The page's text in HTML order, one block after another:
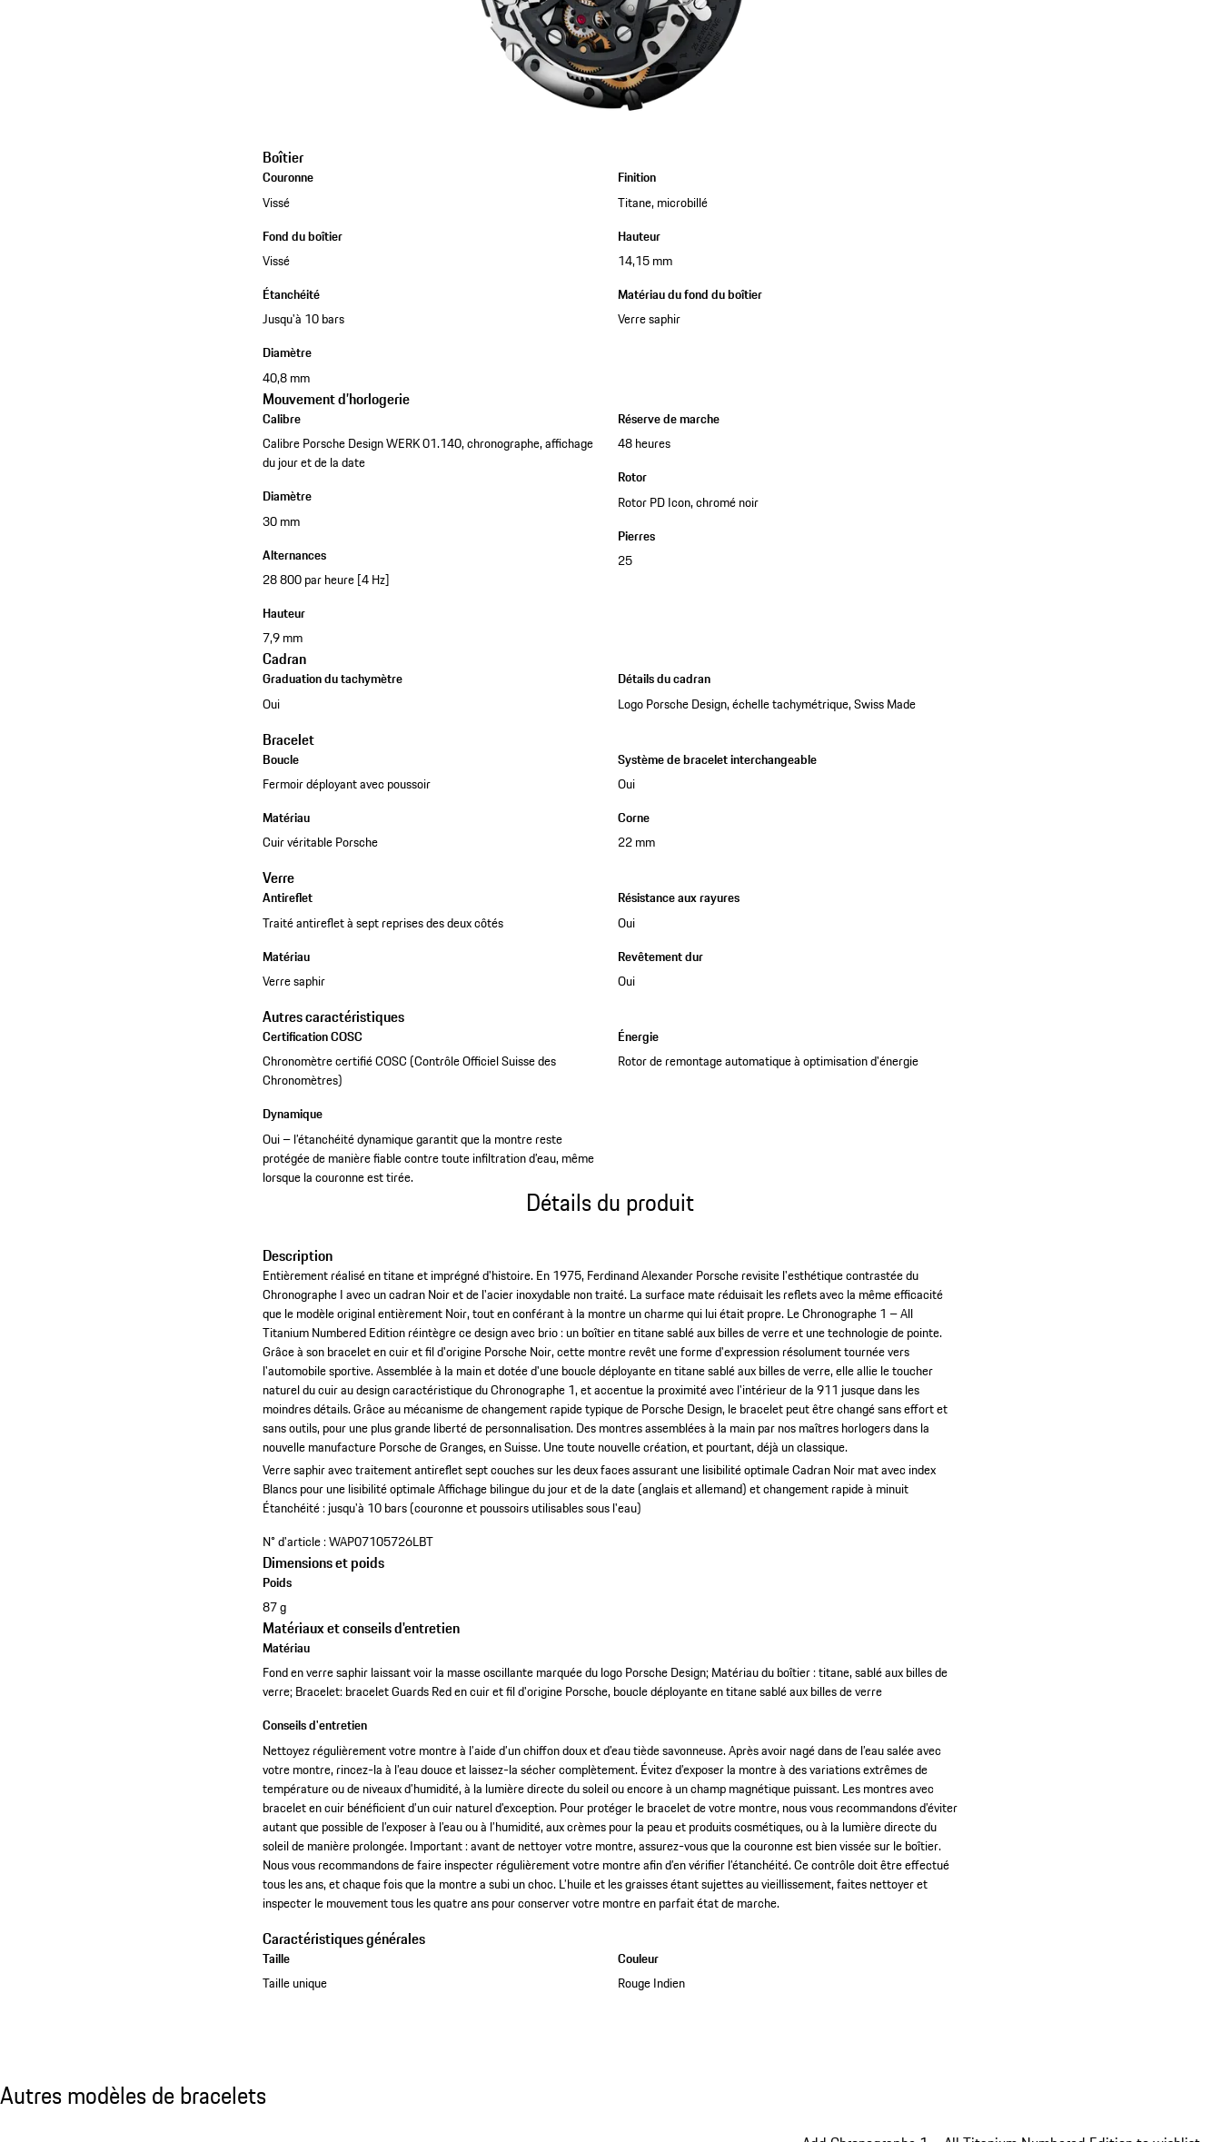
Boîtier
Couronne
Vissé
Fond du boîtier
Vissé
Étanchéité
Jusqu'à 10 bars
Diamètre
40,8 mm
Finition
Titane, microbillé
Hauteur
14,15 mm
Matériau du fond du boîtier
Verre saphir
Mouvement d’horlogerie
Calibre
Calibre Porsche Design WERK 01.140, chronographe, affichage
du jour et de la date
Diamètre
30 mm
Alternances
28 800 par heure [4 Hz]
Hauteur
7,9 mm
Réserve de marche
48 heures
Rotor
Rotor PD Icon, chromé noir
Pierres
25
Cadran
Graduation du tachymètre
Oui
Détails du cadran
Logo Porsche Design, échelle tachymétrique, Swiss Made
Bracelet
Boucle
Fermoir déployant avec poussoir
Matériau
Cuir véritable Porsche
Système de bracelet interchangeable
Oui
Corne
22 mm
Verre
Antireflet
Traité antireflet à sept reprises des deux côtés
Matériau
Verre saphir
Résistance aux rayures
Oui
Revêtement dur
Oui
Autres caractéristiques
Certification COSC
Chronomètre certifié COSC (Contrôle Officiel Suisse des
Chronomètres)
Dynamique
Oui – l’étanchéité dynamique garantit que la montre reste
protégée de manière fiable contre toute infiltration d’eau, même
lorsque la couronne est tirée.
Énergie
Rotor de remontage automatique à optimisation d'énergie
Détails du produit
Description
Entièrement réalisé en titane et imprégné d'histoire. En 1975, Ferdinand Alexander Porsche revisite l'esthétique contrastée du
Chronographe I avec un cadran Noir et de l'acier inoxydable non traité. La surface mate réduisait les reflets avec la même efficacité
que le modèle original entièrement Noir, tout en conférant à la montre un charme qui lui était propre. Le Chronographe 1 – All
Titanium Numbered Edition réintègre ce design avec brio : un boîtier en titane sablé aux billes de verre et une technologie de pointe.
Grâce à son bracelet en cuir et fil d'origine Porsche Noir, cette montre revêt une forme d'expression résolument tournée vers
l'automobile sportive. Assemblée à la main et dotée d'une boucle déployante en titane sablé aux billes de verre, elle allie le toucher
naturel du cuir au design caractéristique du Chronographe 1, et accentue la proximité avec l'intérieur de la 911 jusque dans les
moindres détails. Grâce au mécanisme de changement rapide typique de Porsche Design, le bracelet peut être changé sans effort et
sans outils, pour une plus grande liberté de personnalisation. Des montres assemblées à la main par nos maîtres horlogers dans la
nouvelle manufacture Porsche de Granges, en Suisse. Une toute nouvelle création, et pourtant, déjà un classique.
Verre saphir avec traitement antireflet sept couches sur les deux faces assurant une lisibilité optimaleCadran Noir mat avec index
Blancs pour une lisibilité optimaleAffichage bilingue du jour et de la date (anglais et allemand) et changement rapide à minuit
Étanchéité : jusqu'à 10 bars (couronne et poussoirs utilisables sous l'eau)
N° d'article :WAP07105726LBT
Dimensions et poids
Poids
87 g
Matériaux et conseils d'entretien
Matériau
Fond en verre saphir laissant voir la masse oscillante marquée du logo Porsche Design; Matériau du boîtier : titane, sablé aux billes de
verre; Bracelet: bracelet Guards Red en cuir et fil d'origine Porsche, boucle déployante en titane sablé aux billes de verre
Conseils d'entretien
Nettoyez régulièrement votre montre à l’aide d’un chiffon doux et d’eau tiède savonneuse. Après avoir nagé dans de l’eau salée avec
votre montre, rincez-la à l’eau douce et laissez-la sécher complètement. Évitez d’exposer la montre à des variations extrêmes de
température ou de niveaux d’humidité, à la lumière directe du soleil ou encore à un champ magnétique puissant. Les montres avec
bracelet en cuir bénéficient d’un cuir naturel d’exception. Pour protéger le bracelet de votre montre, nous vous recommandons d’éviter
autant que possible de l’exposer à l’eau ou à l’humidité, aux crèmes pour la peau et produits cosmétiques, ou à la lumière directe du
soleil de manière prolongée. Important : avant de nettoyer votre montre, assurez-vous que la couronne est bien vissée sur le boîtier.
Nous vous recommandons de faire inspecter régulièrement votre montre afin d’en vérifier l’étanchéité. Ce contrôle doit être effectué
tous les ans, et chaque fois que la montre a subi un choc. L’huile et les graisses étant sujettes au vieillissement, faites nettoyer et
inspecter le mouvement tous les quatre ans pour conserver votre montre en parfait état de marche.
Caractéristiques générales
Taille
Taille unique
Couleur
Rouge Indien
Autres modèles de bracelets
Autres modèles de bracelets